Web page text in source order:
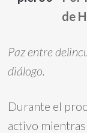
de
Paz entre
diálogo.
Durante el
activo